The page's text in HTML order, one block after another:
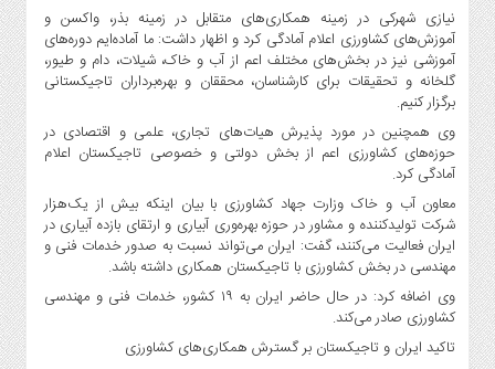
دیجیتال
کشاورزی
و
صنایع
غذایی
سیاسی
و
بین
الملل
نگاه
روز
گوناگون
نیازی شهرکی در زمینه همکاری‌های متقابل در زمینه بذر، واکسن و
آموزش‌های کشاورزی اعلام آمادگی کرد و اظهار داشت: ما آماده‌ایم دوره‌های
آموزشی نیز در بخش‌های مختلف اعم از آب و خاک، شیلات، دام و طیور،
گلخانه و تحقیقات برای کارشناسان، محققان و بهره‌برداران تاجیکستانی
برگزار کنیم.
وی همچنین در مورد پذیرش هیات‌های تجاری، علمی و اقتصادی در
حوزه‌های کشاورزی اعم از بخش دولتی و خصوصی تاجیکستان اعلام
آمادگی کرد.
معاون آب و خاک وزارت جهاد کشاورزی با بیان اینکه بیش از یک‌هزار
شرکت تولیدکننده و مشاور در حوزه بهره‌وری آبیاری و ارتقای بازده آبیاری در
ایران فعالیت می‌کنند، گفت: ایران می‌تواند نسبت به صدور خدمات فنی و
مهندسی در بخش کشاورزی با تاجیکستان همکاری داشته باشد.
وی اضافه کرد: در حال حاضر ایران به ۱۹ کشور، خدمات فنی و مهندسی
کشاورزی صادر می‌کند.
تاکید ایران و تاجیکستان بر گسترش همکاری‌های کشاورزی